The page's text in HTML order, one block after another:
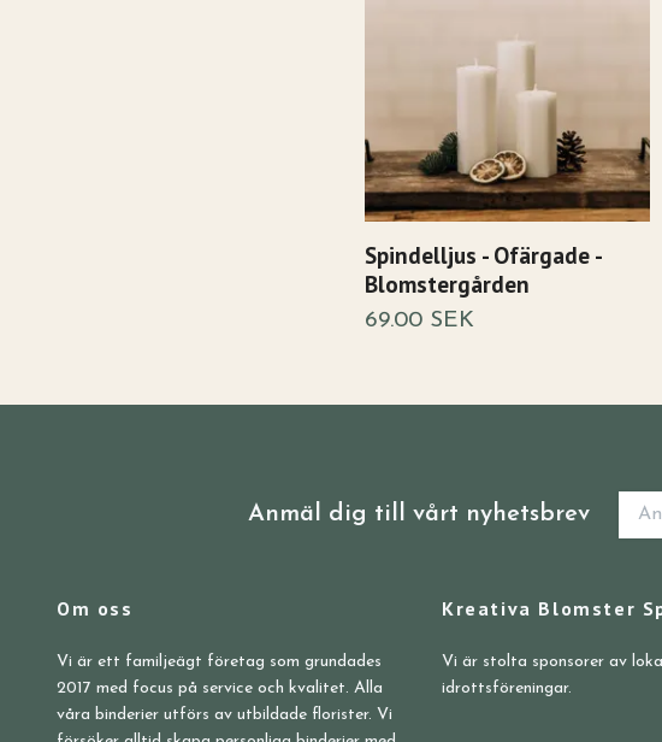
Spindelljus - Ofärgade -
Blomstergården
69.00 SEK
Anmäl dig till vårt nyhetsbrev
Om oss
Vi är ett familjeägt företag som grundades
2017 med focus på service och kvalitet. Alla
våra binderier utförs av utbildade florister. Vi
Kreativa Blomster
Vi är stolta sponsorer av
idrottsföreningar.